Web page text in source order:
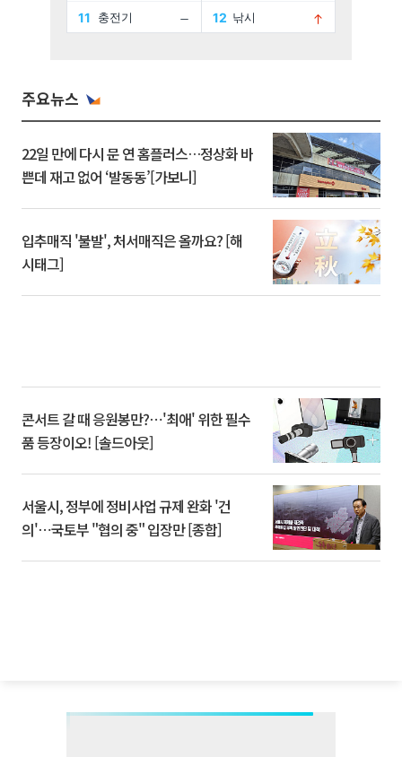
주요뉴스
22일 만에 다시 문 연 홈플러스…정상화 바
쁜데 재고 없어 ‘발동동’[가보니]
입추매직 '불발', 처서매직은 올까요? [해
시태그]
콘서트 갈 때 응원봉만?⋯'최애' 위한 필수
품 등장이오! [솔드아웃]
서울시, 정부에 정비사업 규제 완화 '건
의'⋯국토부 "협의 중" 입장만 [종합]